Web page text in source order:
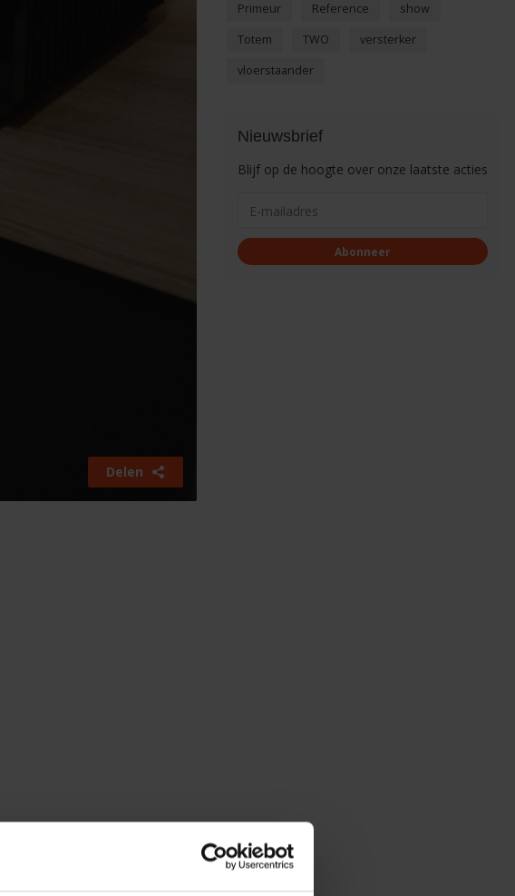
Delen
Primeur
Reference
show
Totem
TWO
versterker
vloerstaander
Nieuwsbrief
Blijf op de hoogte over onze laatste acties
Abonneer